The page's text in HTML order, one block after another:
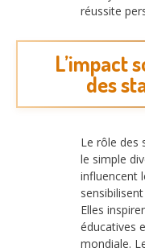
réussite
L’impact
des
Le rôle des
le simple
influencent
Elles
éducatives
mondiale.